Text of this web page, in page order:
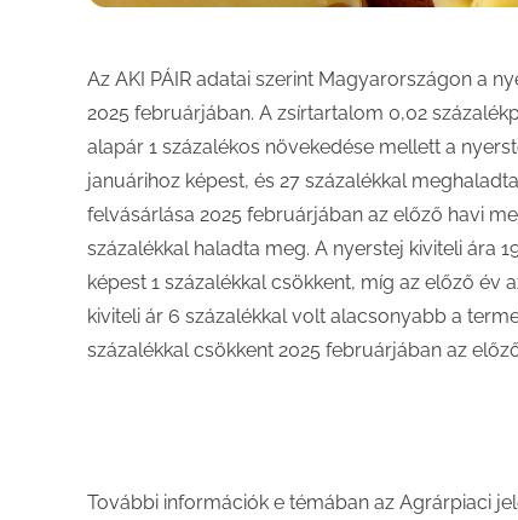
Az AKI PÁIR adatai szerint Magyarországon a
2025 februárjában. A zsírtartalom 0,02
alapár 1 százalékos növekedése mellett a
januárihoz képest, és 27 százalékkal
felvásárlása 2025 februárjában az előző havi
százalékkal haladta meg. A nyerstej kiviteli ára
képest 1 százalékkal csökkent, míg az előző év
kiviteli ár 6 százalékkal volt alacsonyabb a
százalékkal csökkent 2025 februárjában az
További információk e témában az Agrárpiaci